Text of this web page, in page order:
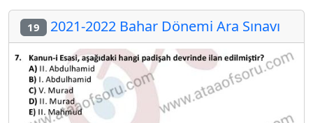
19 2021-2022 Bahar Dönemi Ara Sınavı